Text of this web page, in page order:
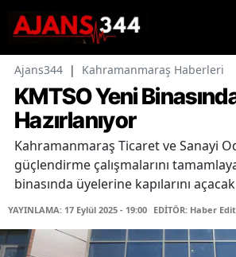
Ajans344 | Kahramanmaraş Haberleri
KMTSO Yeni
Hazırlanıyor
Kahramanmaraş Ticaret ve Sanayi
güçlendirme çalışmalarını
binasında üyelerine kapılarını
YAYINLAMA: 17 Eylül 2025 - 19:00 EDİTÖR: Haber